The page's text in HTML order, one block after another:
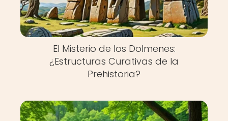
El Misterio de los Dolmenes:
¿Estructuras Curativas de la
Prehistoria?